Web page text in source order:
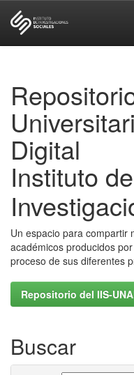
Digital
Instituto de
Un espacio para compartir
académicos producidos
proceso de sus diferentes
Repositorio del IIS-
Buscar